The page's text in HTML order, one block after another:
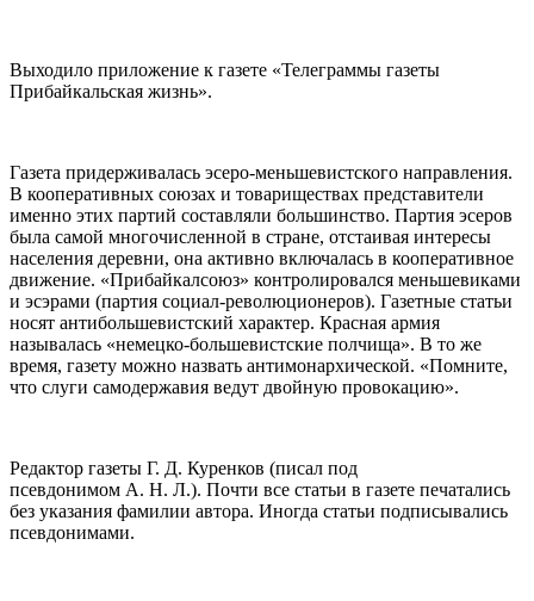
Выходило приложение к газете «Телеграммы газеты
Прибайкальская жизнь».
Газета придерживалась эсеро-меньшевистского направления.
В кооперативных союзах и товариществах представители
именно этих партий составляли большинство. Партия эсеров
была самой многочисленной в стране, отстаивая интересы
населения деревни, она активно включалась в кооперативное
движение. «Прибайкалсоюз» контролировался меньшевиками
и эсэрами (партия социал-революционеров). Газетные статьи
носят антибольшевистский характер. Красная армия
называлась «немецко-большевистские полчища». В то же
время, газету можно назвать антимонархической. «Помните,
что слуги самодержавия ведут двойную провокацию».
Редактор газеты Г. Д. Куренков (писал под
псевдонимом А. Н. Л.). Почти все статьи в газете печатались
без указания фамилии автора. Иногда статьи подписывались
псевдонимами.